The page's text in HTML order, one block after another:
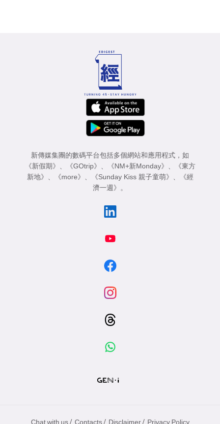
新傳媒集團的數碼平台包括多個網站和應用程式，如
《新假期》
《GOtrip》 《NM+新Monday》
《東方
新地》
《more》 《Sunday Kiss 親子童萌》
《經
濟一週》
。
Chat with us / Contacts / Disclaimer / Privacy Policy